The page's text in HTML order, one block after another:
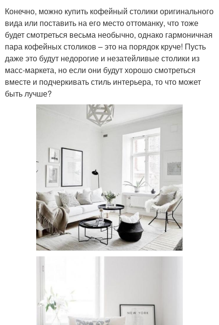
Конечно, можно купить кофейный столики оригинального
вида или поставить на его место оттоманку, что тоже
будет смотреться весьма необычно, однако гармоничная
пара кофейных столиков – это на порядок круче! Пусть
даже это будут недорогие и незатейливые столики из
масс-маркета, но если они будут хорошо смотреться
вместе и подчеркивать стиль интерьера, то что может
быть лучше?